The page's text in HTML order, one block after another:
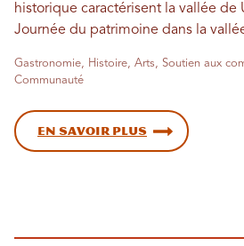
historique caractérisent la vallée de
Journée du patrimoine dans la
Gastronomie, Histoire, Arts, Soutien aux
Communauté
En savoir plus